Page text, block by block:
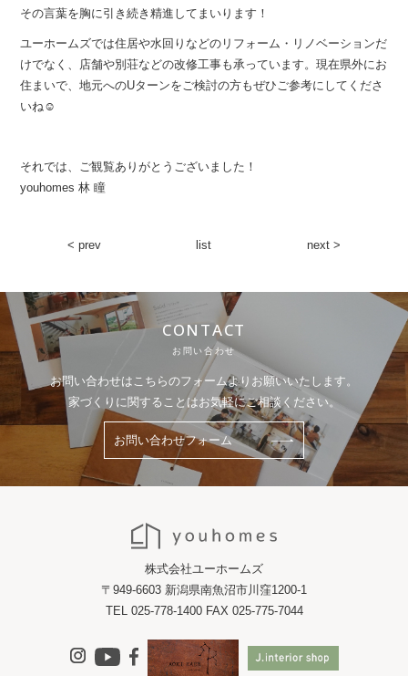
その言葉を胸に引き続き精進してまいります！
ユーホームズでは住居や水回りなどのリフォーム・リノベーションだ
けでなく、店舗や別荘などの改修工事も承っています。現在県外にお
住まいで、地元へのUターンをご検討の方もぜひご参考にしてくださ
いね☺︎
それでは、ご観覧ありがとうございました！
youhomes 林 瞳
< prev list next >
CONTACT
お問い合わせ
お問い合わせはこちらのフォームよりお願いいたします。
家づくりに関することはお気軽にご相談ください。
お問い合わせフォーム
株式会社ユーホームズ
〒949-6603 新潟県南魚沼市川窪1200-1
TEL 025-778-1400 FAX 025-775-7044